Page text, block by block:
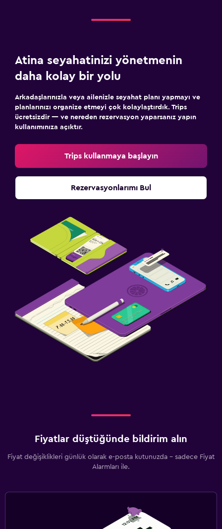
Atina seyahatinizi yönetmenin
daha kolay bir yolu
Arkadaşlarınızla veya ailenizle seyahat planı yapmayı ve
planlarınızı organize etmeyi çok kolaylaştırdık. Trips
ücretsizdir — ve nereden rezervasyon yaparsanız yapın
kullanımınıza açıktır.
Trips kullanmaya başlayın
Rezervasyonlarımı Bul
Fiyatlar düştüğünde bildirim alın
Fiyat değişiklikleri günlük olarak e-posta kutunuzda - sadece Fiyat
Alarmları ile.